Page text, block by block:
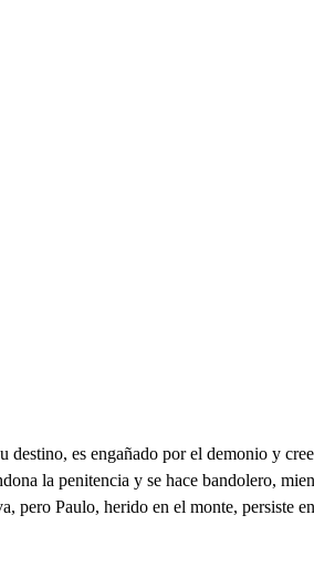
es engañado por el demonio y
la penitencia y se hace bandolero,
pero Paulo, herido en el monte, persiste